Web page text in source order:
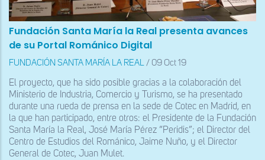
Fundación Santa María la Real presenta avances
de su Portal Románico Digital
FUNDACIÓN SANTA MARÍA LA REAL / 09 Oct 19
El proyecto, que ha sido posible gracias a la colaboración del
Ministerio de Industria, Comercio y Turismo, se ha presentado
durante una rueda de prensa en la sede de Cotec en Madrid, en
la que han participado, entre otros: el Presidente de la Fundación
Santa María la Real, José María Pérez “Peridis”; el Director del
Centro de Estudios del Románico, Jaime Nuño, y el Director
General de Cotec, Juan Mulet.